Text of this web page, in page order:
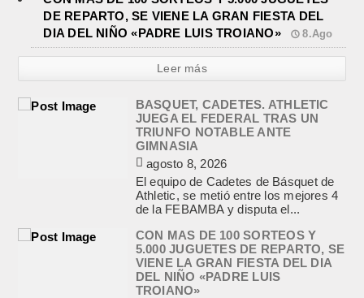
DE REPARTO, SE VIENE LA GRAN FIESTA DEL
DIA DEL NIÑO «PADRE LUIS TROIANO»
8.Ago
Leer más
BASQUET, CADETES. ATHLETIC
JUEGA EL FEDERAL TRAS UN
TRIUNFO NOTABLE ANTE
GIMNASIA
agosto 8, 2026
El equipo de Cadetes de Básquet de
Athletic, se metió entre los mejores 4
de la FEBAMBA y disputa el...
CON MAS DE 100 SORTEOS Y
5.000 JUGUETES DE REPARTO, SE
VIENE LA GRAN FIESTA DEL DIA
DEL NIÑO «PADRE LUIS
TROIANO»